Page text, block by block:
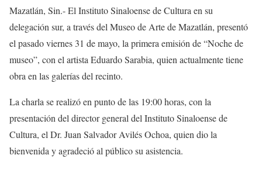
Mazatlán, Sin.-El Instituto Sinaloense de Cultura en su
delegación sur, a través del Museo de Arte de Mazatlán, presentó
el pasado viernes 31 de mayo, la primera emisión de “Noche de
museo”, con el artista Eduardo Sarabia, quien actualmente tiene
obra en las galerías del recinto.
La charla se realizó en punto de las 19:00 horas, con la
presentación del director general del Instituto Sinaloense de
Cultura, el Dr. Juan Salvador Avilés Ochoa, quien dio la
bienvenida y agradeció al público su asistencia.